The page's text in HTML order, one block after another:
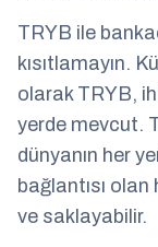
TRYB ile
kısıtlamayın.
olarak TRYB,
yerde mevcut.
dünyanın her
bağlantısı
ve saklayabilir.